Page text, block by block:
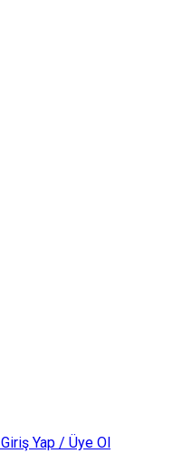
Giriş Yap / Üye Ol